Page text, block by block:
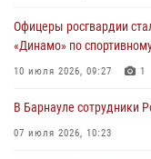
03 июля 2026, 04:03
Управление Росгвардии
02 июля 2026, 00:55
Офицеры росгвардии
«Динамо» по
10 июля 2026, 09:27 1
В Барнауле сотрудники
07 июля 2026, 10:23